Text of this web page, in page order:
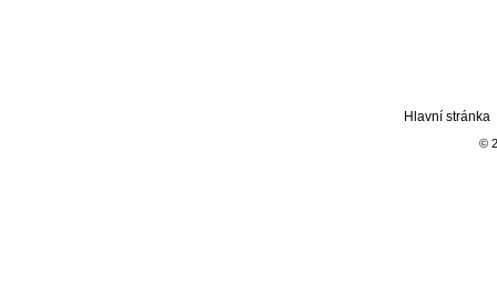
Hlavní stránka
©